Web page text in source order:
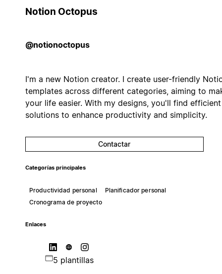
Notion Octopus
@notionoctopus
I'm a new Notion creator. I create user-friendly
templates across different categories, aiming to
your life easier. With my designs, you'll find efficient
solutions to enhance productivity and simplicity.
Contactar
Categorías principales
Productividad personal
Planificador personal
Cronograma de proyecto
Enlaces
5 plantillas